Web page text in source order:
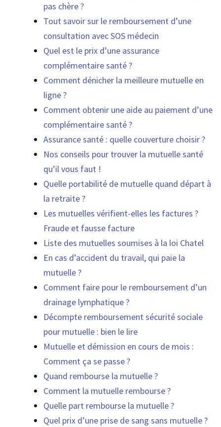
pas chère ?
Tout savoir sur le remboursement d’une
consultation avec SOS médecin
Quel est le prix d’une assurance
complémentaire santé ?
Comment dénicher la meilleure mutuelle en
ligne ?
Comment obtenir une aide au paiement d’une
complémentaire santé ?
Assurance santé : quelle couverture choisir ?
Nos conseils pour trouver la mutuelle santé
qu’il vous faut !
Quelle portabilité de mutuelle quand départ à
la retraite ?
Les mutuelles vérifient-elles les factures ?
Fraude et fausse facture
Liste des mutuelles soumises à la loi Chatel
En cas d’accident du travail, qui paie la
mutuelle ?
Comment faire pour le remboursement d’un
drainage lymphatique ?
Décompte remboursement sécurité sociale
pour mutuelle : bien le lire
Mutuelle et démission en cours de mois :
Comment ça se passe ?
Quand rembourse la mutuelle ?
Comment la mutuelle rembourse ?
Quelle part rembourse la mutuelle ?
Quel prix d’une prise de sang sans mutuelle ?